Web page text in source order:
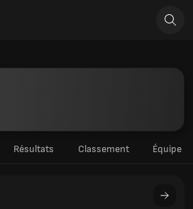
Résultats Classement Équipe